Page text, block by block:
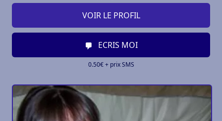
VOIR LE PROFIL
ECRIS MOI
0.50€ + prix SMS